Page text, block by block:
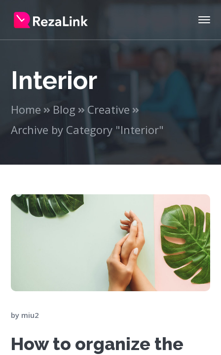
Interior
Home Blog
Creative
Archive by Category "Interior"
by miu2
How to organize the